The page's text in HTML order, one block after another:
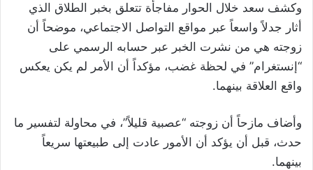
وكشف سعد خلال الحوار مفاجأة تتعلق بخبر الطلاق الذي
أثار جدلاً واسعاً عبر مواقع التواصل الاجتماعي، موضحاً أن
زوجته هي من نشرت الخبر عبر حسابه الرسمي على
“إنستغرام” في لحظة غضب، مؤكداً أن الأمر لم يكن يعكس
واقع العلاقة بينهما.
وأضاف مازحاً أن زوجته “عصبية قليلاً”، في محاولة لتفسير ما
حدث، قبل أن يؤكد أن الأمور عادت إلى طبيعتها سريعاً
بينهما.